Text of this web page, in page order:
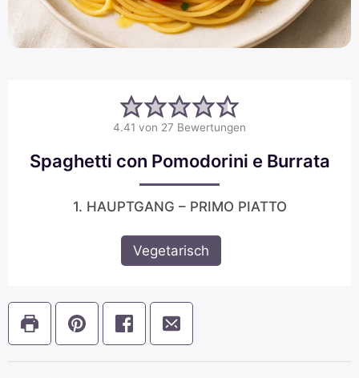
4.41 von 27 Bewertungen
Spaghetti con Pomodorini e Burrata
1. HAUPTGANG – PRIMO PIATTO
Vegetarisch